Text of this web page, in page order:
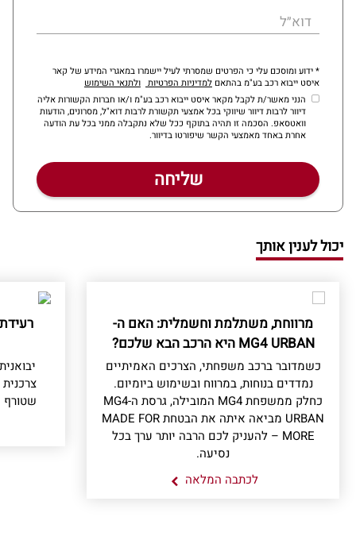
דוא״ל
* ידוע ומוסכם עלי כי הפרטים שמסרתי לעיל יישמרו במאגרי המידע של קאר
איסט ייבוא רכב בע"מ בהתאםלמדיניות הפרטיות ולתנאי השימוש
הנני מאשר/ת לקבל מקאר איסט ייבוא רכב בע"מ ו/או חברות הקשורות אליה
דיוור לרבות דיוור שיווקי בכל אמצעי תקשורת לרבות דוא"ל, מסרונים, הודעות
וואטסאפ. הסכמה זו תהיה בתוקף ככל שלא נתקבלה ממני בכל עת הודעה
אחרת באחד מאמצעי הקשר שיפורטו בדיוור.
יכול לענין אותך
מרווחת, משתלמת וחשמלית: האם ה-
MG4 URBAN היא הרכב הבא שלכם?
כשמדובר ברכב משפחתי, הצרכים האמיתיים
נמדדים בנוחות, במרווח ובשימוש ביומיום.
כחלק ממשפחת MG4 המובילה, גרסת ה-MG4
URBAN מביאה איתה את הבטחת MADE FOR
MORE – להעניק לכם הרבה יותר ערך בכל
נסיעה.
לכתבה המלאה